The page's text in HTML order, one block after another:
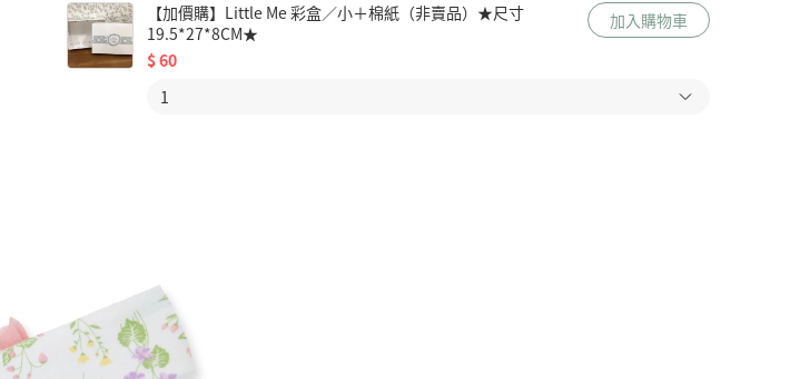
【加價購】Little Me 彩盒／小＋棉紙（非賣品）★尺寸
19.5*27*8CM★
$60
加入購物車